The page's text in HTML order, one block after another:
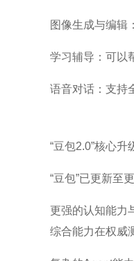
图像生成与编辑
学习辅导：可以
语音对话：支持
“豆包2.0”核心
“豆包”已更新至
更强的认知能力
综合能力在权威